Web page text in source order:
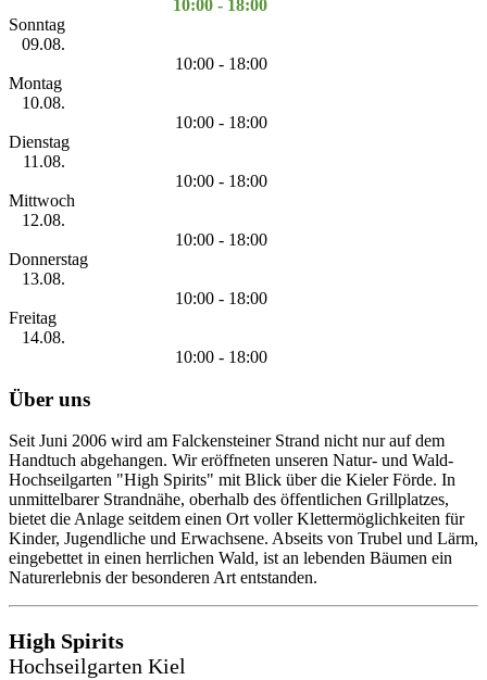
10:00 - 18:00
Sonntag
09.08.
10:00 - 18:00
Montag
10.08.
10:00 - 18:00
Dienstag
11.08.
10:00 - 18:00
Mittwoch
12.08.
10:00 - 18:00
Donnerstag
13.08.
10:00 - 18:00
Freitag
14.08.
10:00 - 18:00
Über uns
Seit Juni 2006 wird am Falckensteiner Strand nicht nur auf dem
Handtuch abgehangen. Wir eröffneten unseren Natur- und Wald-
Hochseilgarten "High Spirits" mit Blick über die Kieler Förde. In
unmittelbarer Strandnähe, oberhalb des öffentlichen Grillplatzes,
bietet die Anlage seitdem einen Ort voller Klettermöglichkeiten für
Kinder, Jugendliche und Erwachsene. Abseits von Trubel und Lärm,
eingebettet in einen herrlichen Wald, ist an lebenden Bäumen ein
Naturerlebnis der besonderen Art entstanden.
High Spirits
Hochseilgarten Kiel